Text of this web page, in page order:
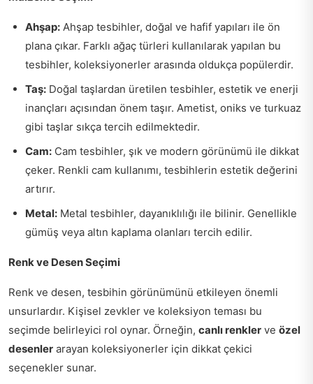
Ahşap: Ahşap tesbihler, doğal ve hafif yapıları ile ön
plana çıkar. Farklı ağaç türleri kullanılarak yapılan bu
tesbihler, koleksiyonerler arasında oldukça popülerdir.
Taş: Doğal taşlardan üretilen tesbihler, estetik ve enerji
inançları açısından önem taşır. Ametist, oniks ve turkuaz
gibi taşlar sıkça tercih edilmektedir.
Cam: Cam tesbihler, şık ve modern görünümü ile dikkat
çeker. Renkli cam kullanımı, tesbihlerin estetik değerini
artırır.
Metal: Metal tesbihler, dayanıklılığı ile bilinir. Genellikle
gümüş veya altın kaplama olanları tercih edilir.
Renk ve Desen Seçimi
Renk ve desen, tesbihin görünümünü etkileyen önemli
unsurlardır. Kişisel zevkler ve koleksiyon teması bu
seçimde belirleyici rol oynar. Örneğin, canlı renkler ve özel
desenler arayan koleksiyonerler için dikkat çekici
seçenekler sunar.